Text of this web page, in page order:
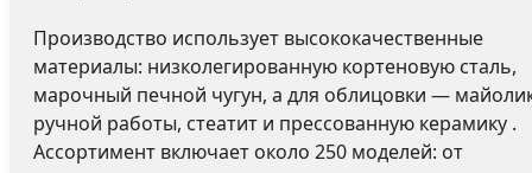
Производство использует высококачественные
материалы: низколегированную кортеновую сталь,
марочный печной чугун, а для облицовки —
ручной работы, стеатит и прессованную керамику .
Ассортимент включает около 250 моделей: от